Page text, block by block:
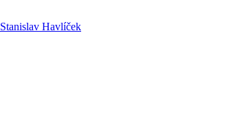
Stanislav Havlíček